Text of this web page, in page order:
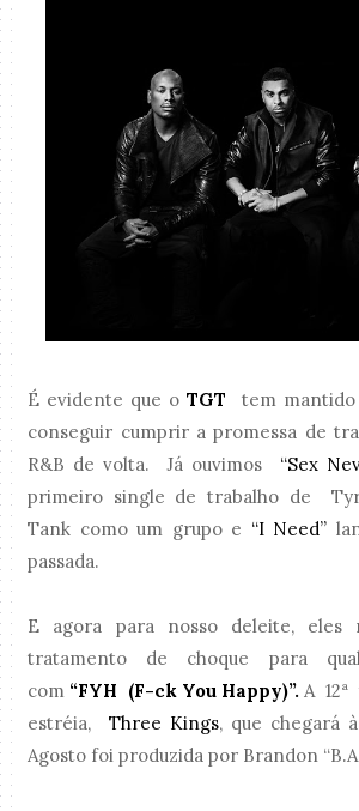
É evidente que o TGT
tem mantido
conseguir cumprir a promessa de
R&B de volta. Já ouvimos “Sex
primeiro single de trabalho de
Tank como um grupo e “I Need”
passada.
E agora para nosso deleite, eles
tratamento de choque para
com “FYH (F-ck You Happy)”. A 12ª
estréia, Three Kings, que chegará
Agosto foi produzida por Brandon